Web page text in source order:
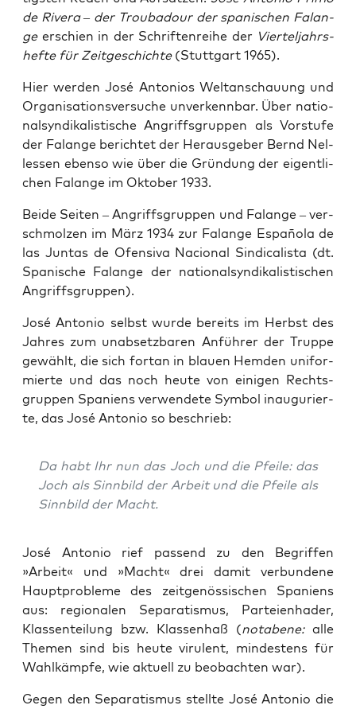
de Rive­ra – der Trou­ba­dour der spa­ni­schen Falan­
geerschien in der Schrif­ten­rei­he der Vier­tel­jahrs­
hef­te für Zeit­ge­schich­te (Stutt­gart 1965).
Hier wer­den José Anto­ni­os Welt­an­schau­ung und
Orga­ni­sa­ti­ons­ver­su­che unver­kenn­bar. Über natio­
nal­syn­di­ka­lis­ti­sche Angriffs­grup­pen als Vor­stu­fe
der Falan­ge berich­tet der Her­aus­ge­ber Bernd Nel­
les­sen eben­so wie über die Grün­dung der eigent­li­
chen Falan­ge im Okto­ber 1933.
Bei­de Sei­ten – Angriffs­grup­pen und Falan­ge – ver­
schmol­zen im März 1934 zur Falan­ge Espa­ño­la de
las Jun­tas de Ofen­si­va Nacio­nal Sin­di­cal­is­ta (dt.
Spa­ni­sche Falan­ge der natio­nal­syn­di­ka­lis­ti­schen
Angriffsgruppen).
José Anto­nio selbst wur­de bereits im Herbst des
Jah­res zum unab­setz­ba­ren Anfüh­rer der Trup­pe
gewählt, die sich fort­an in blau­en Hem­den uni­for­
mier­te und das noch heu­te von eini­gen Rechts­
grup­pen Spa­ni­ens ver­wen­de­te Sym­bol inau­gu­rier­
te, das José Anto­nio so beschrieb:
Da habt Ihr nun das Joch und die Pfei­le: das
Joch als Sinn­bild der Arbeit und die Pfei­le als
Sinn­bild der Macht.
José Anto­nio rief pas­send zu den Begrif­fen
»Arbeit« und »Macht« drei damit ver­bun­de­ne
Haupt­pro­ble­me des zeit­ge­nös­si­schen Spa­ni­ens
aus: regio­na­len Sepa­ra­tis­mus, Par­tei­en­ha­der,
Klas­sen­tei­lung bzw. Klas­sen­haß (nota­be­ne:alle
The­men sind bis heu­te viru­lent, min­des­tens für
Wahl­kämp­fe, wie aktu­ell zu beob­ach­ten war).
Gegen den Sepa­ra­tis­mus stell­te José Anto­nio die